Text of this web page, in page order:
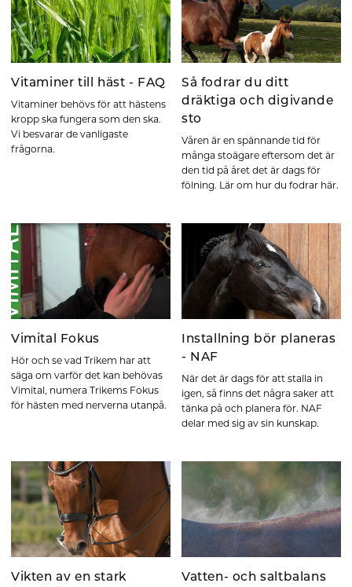
Vitaminer till häst - FAQ
Vitaminer behövs för att hästens
kropp ska fungera som den ska.
Vi besvarar de vanligaste
frågorna.
Så fodrar du ditt
dräktiga och digivande
sto
Våren är en spännande tid för
många stoägare eftersom det är
den tid på året det är dags för
fölning. Lär om hur du fodrar här.
Vimital Fokus
Hör och se vad Trikem har att
säga om varför det kan behövas
Vimital, numera Trikems Fokus
för hästen med nerverna utanpå.
Installning bör planeras
- NAF
När det är dags för att stalla in
igen, så finns det några saker att
tänka på och planera för. NAF
delar med sig av sin kunskap.
Vikten av en stark
Vatten- och saltbalans